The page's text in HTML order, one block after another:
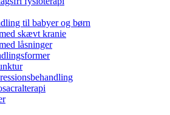
til babyer og børn
skævt kranie
låsninger